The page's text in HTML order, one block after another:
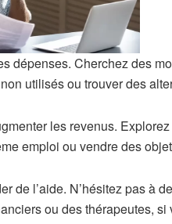
dépenses. Cherchez des
utilisés ou trouver des
les revenus.
emploi ou vendre des
de l’aide. N’hésitez pas à
ou des thérapeutes,